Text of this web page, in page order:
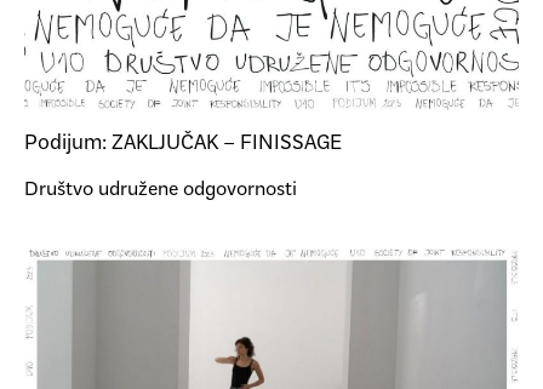
Podijum: ZAKLJUČAK – FINISSAGE
Društvo udružene odgovornosti